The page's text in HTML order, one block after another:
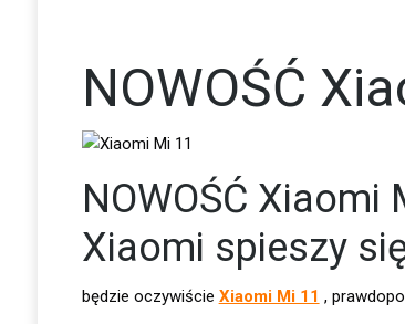
NOWOŚĆ
NOWOŚĆ
Xiaomi spieszy
będzie oczywiście Xiaomi Mi 11 ,